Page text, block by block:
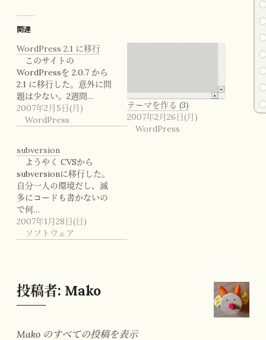
関連
WordPress 2.1 に移行
このサイトの
WordPressを 2.0.7 から
2.1 に移行した。意外に問
題は少ない。2週間…
2007年2月5日(月)
WordPress
テーマを作る (3)
2007年2月26日(月)
WordPress
subversion
ようやく CVSから
subversionに移行した。
自分一人の環境だし、滅
多にコードも書かないの
で何…
2007年1月28日(日)
ソフトウェア
投稿者: Mako
Mako のすべての投稿を表示